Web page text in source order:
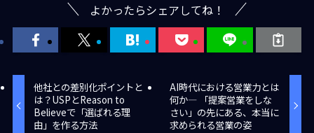
よかったらシェアしてね！
他社との差別化ポイントと
は？USPとReason to
Believeで「選ばれる理
由」を作る方法
AI時代における営業力とは
何か― 「提案営業をしな
さい」の先にある、本当に
求められる営業の姿